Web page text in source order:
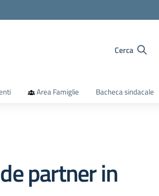
Cerca
Area Famiglie Bacheca sindacale
partner in